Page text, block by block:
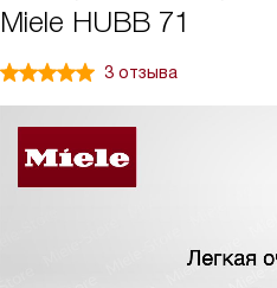
Miele HUBB 71
3 отзыва